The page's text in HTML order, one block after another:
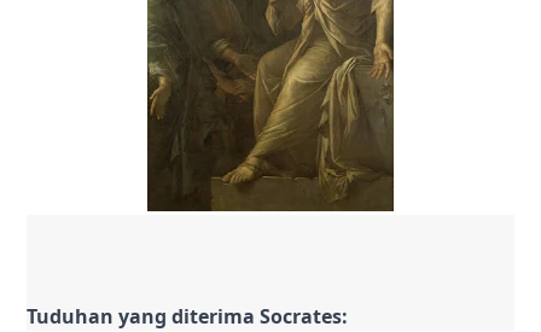
Tuduhan yang diterima Socrates: